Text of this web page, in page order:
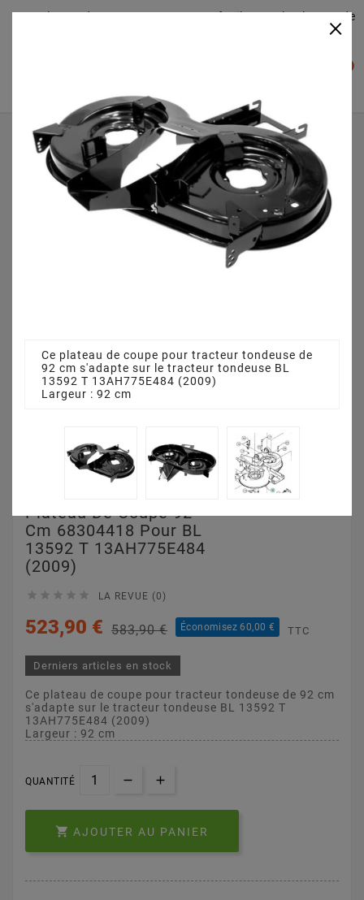
Plateaudecoupe.com : Trouver facilement le plateau de
Accueil
Plateau de coupe
Plateau de coupe 92 cm 68304418 pour BL 13592 T
13AH775E484 (2009)
Plateau De Coupe 92
Cm 68304418 Pour BL
13592 T 13AH775E484
(2009)
     LA REVUE (0)
523,90 € 583,90 € Économisez 60,00 € TTC
Derniers articles en stock
Ce plateau de coupe pour tracteur tondeuse de 92 cm
s'adapte sur le tracteur tondeuse BL 13592 T
13AH775E484 (2009)
Largeur : 92 cm
QUANTITÉ
 AJOUTER AU PANIER
×
Ce plateau de coupe pour tracteur tondeuse de
92 cm s'adapte sur le tracteur tondeuse BL
13592 T 13AH775E484 (2009)
Largeur : 92 cm